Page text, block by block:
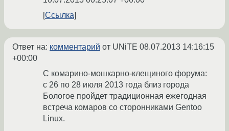
Ссылка
Ответ на: комментарий от UNiTE 08.07.2013 14:16:15
+00:00
С комарино-мошкарно-клещиного форума:
с 26 по 28 июля 2013 года близ города
Бологое пройдет традиционная ежегодная
встреча комаров со сторонниками Gentoo
Linux.